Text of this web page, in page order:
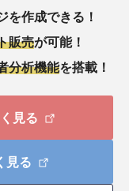
を作成できる！
販売が可能！
分析機能を搭載！
見る
見る